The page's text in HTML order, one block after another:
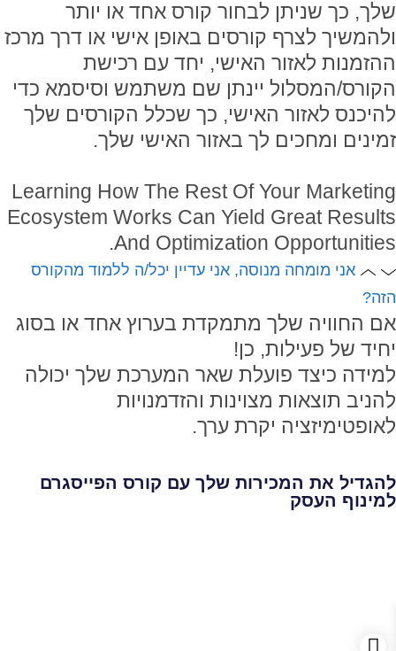
שלך, כך שניתן לבחור קורס אחד או יותר
ולהמשיך לצרף קורסים באופן אישי או דרך מרכז
ההזמנות לאזור האישי, יחד עם רכישת
הקורס/המסלול יינתן שם משתמש וסיסמא כדי
להיכנס לאזור האישי, כך שכלל הקורסים שלך
זמינים ומחכים לך באזור האישי שלך.
Learning How The Rest Of Your Marketing
Ecosystem Works Can Yield Great Results
And Optimization Opportunities.
אני מומחה מנוסה, אני עדיין יכל/ה ללמוד מהקורס
הזה?
אם החוויה שלך מתמקדת בערוץ אחד או בסוג
יחיד של פעילות, כן!
למידה כיצד פועלת שאר המערכת שלך יכולה
להניב תוצאות מצוינות והזדמנויות
לאופטימיזציה יקרת ערך.
להגדיל את המכירות שלך עם קורס הפייסגרם
למינוף העסק